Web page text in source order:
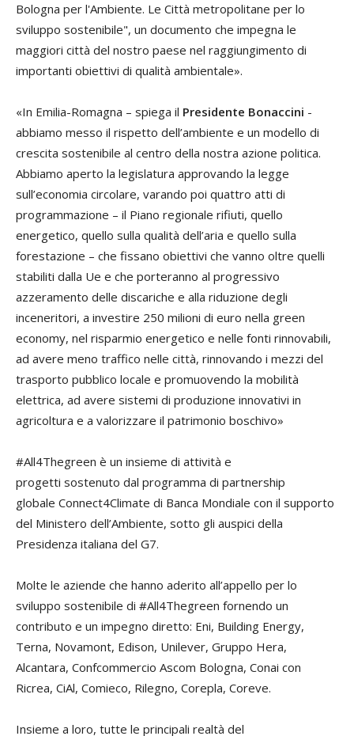
Bologna per l'Ambiente. Le Città metropolitane per lo
sviluppo sostenibile", un documento che impegna le
maggiori città del nostro paese nel raggiungimento di
importanti obiettivi di qualità ambientale».
«In Emilia-Romagna – spiega il Presidente Bonaccini -
abbiamo messo il rispetto dell’ambiente e un modello di
crescita sostenibile al centro della nostra azione politica.
Abbiamo aperto la legislatura approvando la legge
sull’economia circolare, varando poi quattro atti di
programmazione – il Piano regionale rifiuti, quello
energetico, quello sulla qualità dell’aria e quello sulla
forestazione – che fissano obiettivi che vanno oltre quelli
stabiliti dalla Ue e che porteranno al progressivo
azzeramento delle discariche e alla riduzione degli
inceneritori, a investire 250 milioni di euro nella green
economy, nel risparmio energetico e nelle fonti rinnovabili,
ad avere meno traffico nelle città, rinnovando i mezzi del
trasporto pubblico locale e promuovendo la mobilità
elettrica, ad avere sistemi di produzione innovativi in
agricoltura e a valorizzare il patrimonio boschivo»
#All4Thegreen è un insieme di attività e
progetti sostenuto dal programma di partnership
globale Connect4Climate di Banca Mondiale con il supporto
del Ministero dell’Ambiente, sotto gli auspici della
Presidenza italiana del G7.
Molte le aziende che hanno aderito all’appello per lo
sviluppo sostenibile di #All4Thegreen fornendo un
contributo e un impegno diretto: Eni, Building Energy,
Terna, Novamont, Edison, Unilever, Gruppo Hera,
Alcantara, Confcommercio Ascom Bologna, Conai con
Ricrea, CiAl, Comieco, Rilegno, Corepla, Coreve.
Insieme a loro, tutte le principali realtà del